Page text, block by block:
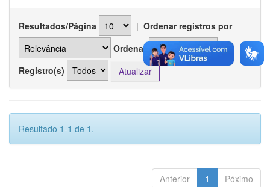
Resultados/Página | Ordenar registros por
Ordenar
Registro(s)
Resultado 1-1 de 1.
Anterior 1 Póximo